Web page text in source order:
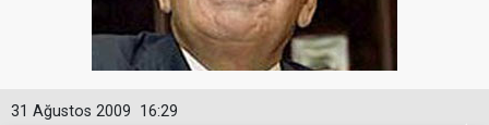
16:29
31 Ağustos 2009